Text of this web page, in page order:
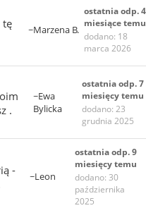
tę
~Marzena B.
ostatnia odp. 4
miesiące temu
dodano: 18
marca 2026
.
~Ewa
Bylicka
ostatnia odp. 7
miesięcy temu
dodano: 23
grudnia 2025
-
~Leon
ostatnia odp. 9
miesięcy temu
dodano: 30
października
2025